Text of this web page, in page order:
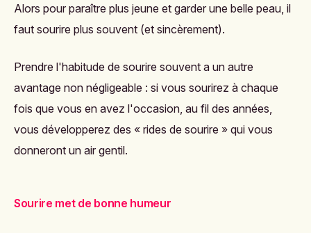
Alors pour paraître plus jeune et garder une belle peau, il
faut sourire plus souvent (et sincèrement).
Prendre l'habitude de sourire souvent a un autre
avantage non négligeable : si vous sourirez à chaque
fois que vous en avez l'occasion, au fil des années,
vous développerez des « rides de sourire » qui vous
donneront un air gentil.
Sourire met de bonne humeur